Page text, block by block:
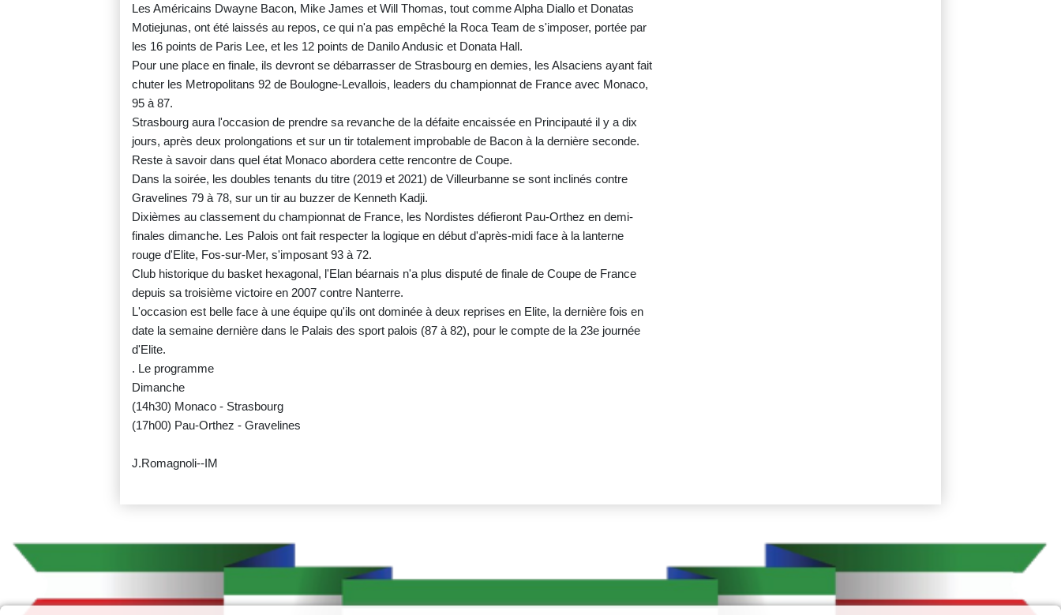
Les Américains Dwayne Bacon, Mike James et Will Thomas, tout comme Alpha Diallo et Donatas
Motiejunas, ont été laissés au repos, ce qui n'a pas empêché la Roca Team de s'imposer, portée par
les 16 points de Paris Lee, et les 12 points de Danilo Andusic et Donata Hall.
Pour une place en finale, ils devront se débarrasser de Strasbourg en demies, les Alsaciens ayant fait
chuter les Metropolitans 92 de Boulogne-Levallois, leaders du championnat de France avec Monaco,
95 à 87.
Strasbourg aura l'occasion de prendre sa revanche de la défaite encaissée en Principauté il y a dix
jours, après deux prolongations et sur un tir totalement improbable de Bacon à la dernière seconde.
Reste à savoir dans quel état Monaco abordera cette rencontre de Coupe.
Dans la soirée, les doubles tenants du titre (2019 et 2021) de Villeurbanne se sont inclinés contre
Gravelines 79 à 78, sur un tir au buzzer de Kenneth Kadji.
Dixièmes au classement du championnat de France, les Nordistes défieront Pau-Orthez en demi-
finales dimanche. Les Palois ont fait respecter la logique en début d'après-midi face à la lanterne
rouge d'Elite, Fos-sur-Mer, s'imposant 93 à 72.
Club historique du basket hexagonal, l'Elan béarnais n'a plus disputé de finale de Coupe de France
depuis sa troisième victoire en 2007 contre Nanterre.
L'occasion est belle face à une équipe qu'ils ont dominée à deux reprises en Elite, la dernière fois en
date la semaine dernière dans le Palais des sport palois (87 à 82), pour le compte de la 23e journée
d'Elite.
. Le programme
Dimanche
(14h30) Monaco - Strasbourg
(17h00) Pau-Orthez - Gravelines
J.Romagnoli--IM